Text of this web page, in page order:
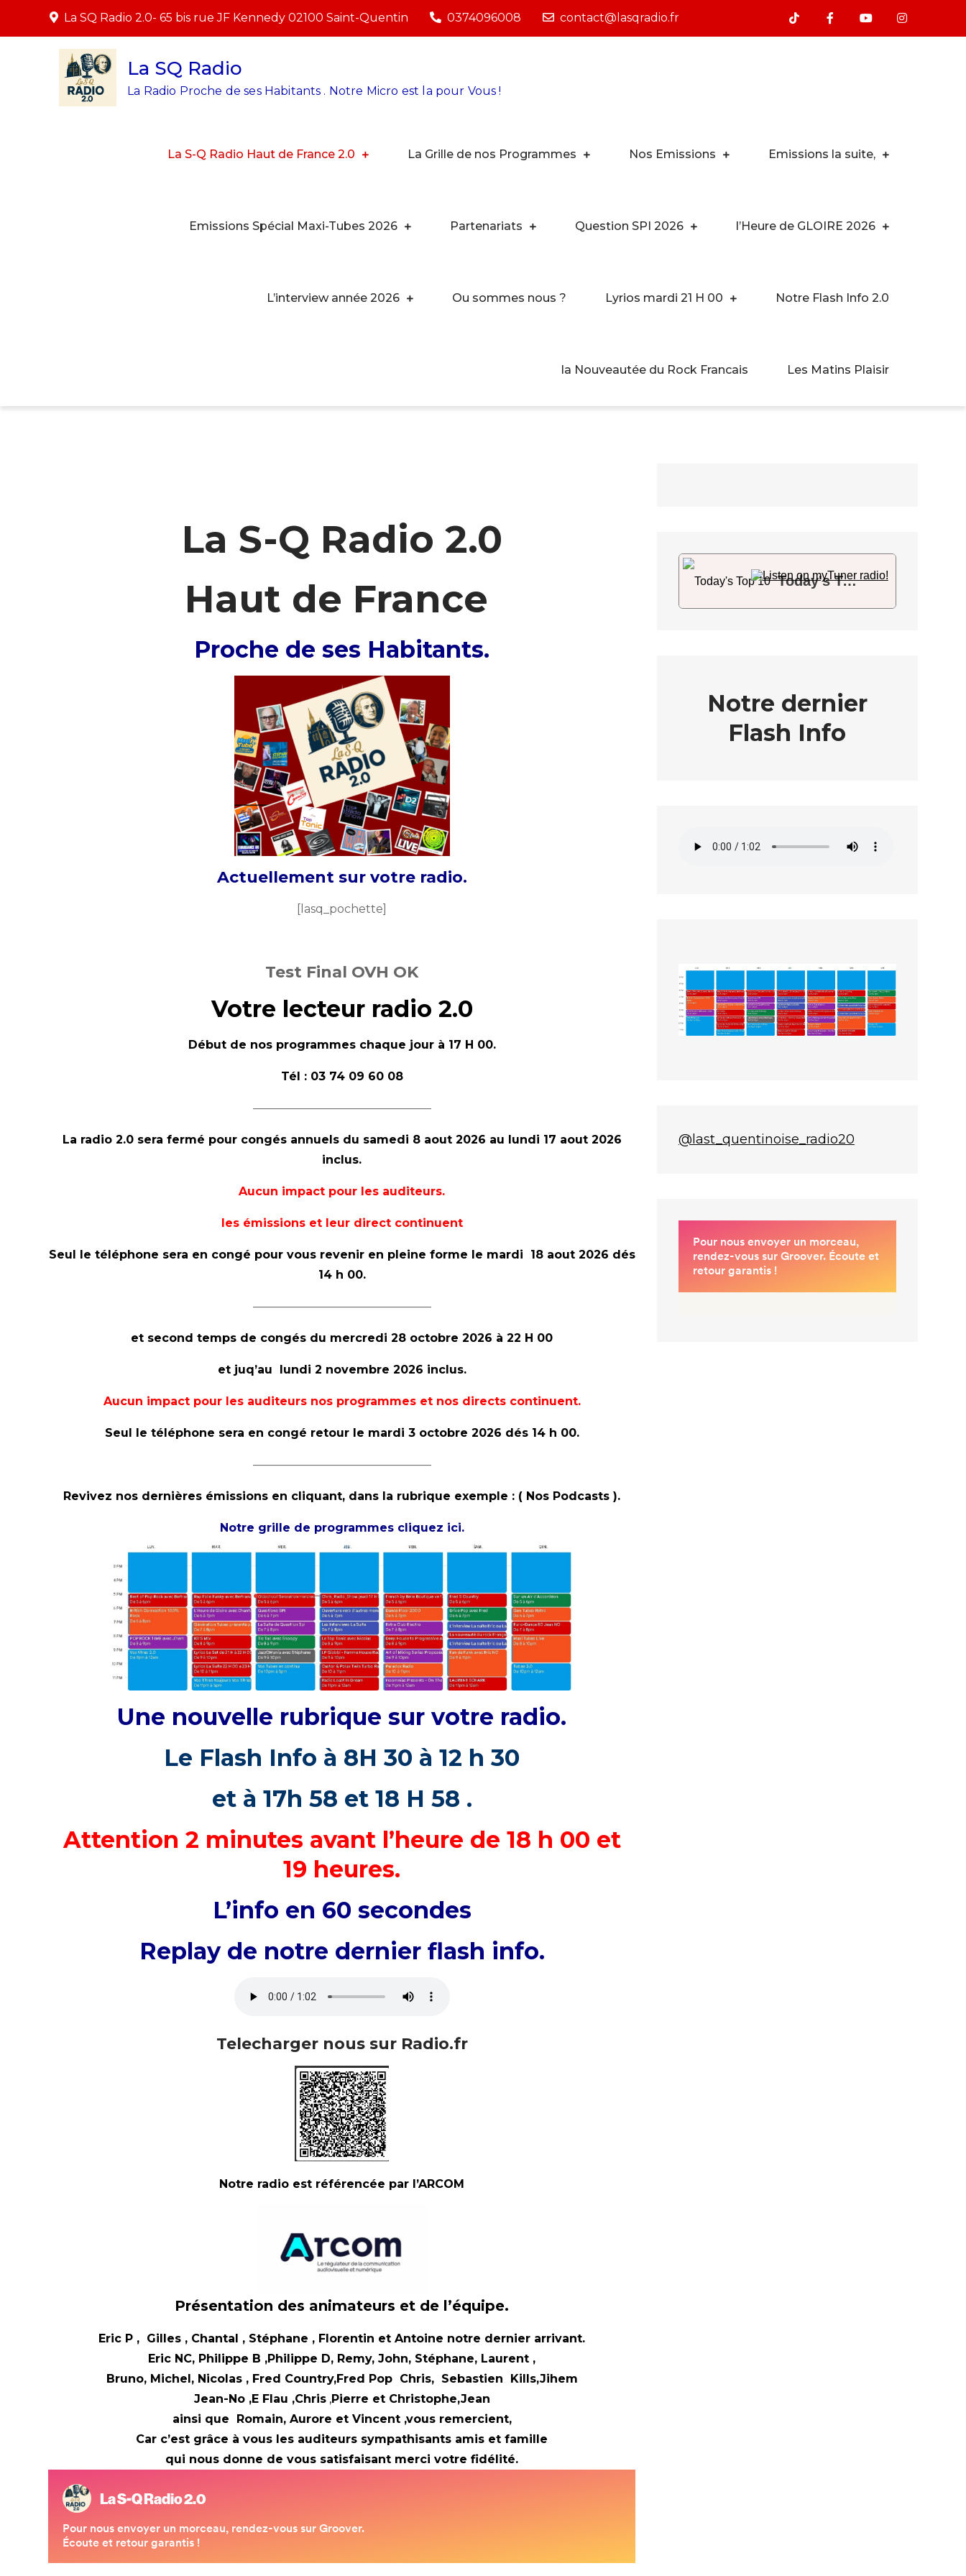
La SQ Radio 2.0- 65 bis rue JF Kennedy 02100 Saint-Quentin 0374096008 contact@lasqradio.fr
La SQ Radio
La Radio Proche de ses Habitants . Notre Micro est la pour Vous !
La S-Q Radio Haut de France 2.0 La Grille de nos Programmes Nos Emissions Emissions la suite,
Emissions Spécial Maxi-Tubes 2026 Partenariats Question SPI 2026 l’Heure de GLOIRE 2026
L’interview année 2026 Ou sommes nous ? Lyrios mardi 21 H 00 Notre Flash Info 2.0
la Nouveautée du Rock Francais Les Matins Plaisir
La S-Q Radio 2.0
Haut de France
Proche de ses Habitants.
Actuellement sur votre radio.
[lasq_pochette]
Test Final OVH OK
Votre lecteur radio 2.0
Début de nos programmes chaque jour à 17 H 00.
Tél : 03 74 09 60 08
———————————————–
La radio 2.0 sera fermé pour congés annuels du samedi 8 aout 2026 au lundi 17 aout 2026
inclus.
Aucun impact pour les auditeurs.
les émissionset leur direct continuent
Seul le téléphone sera en congé pour vous revenir en pleine forme le mardi 18 aout 2026 dés
14 h 00.
———————————————–
et second temps de congés du mercredi 28 octobre 2026 à 22 H 00
et juq’au lundi 2 novembre 2026 inclus.
Aucun impact pour les auditeurs nos programmes et nos directs continuent.
Seul le téléphone sera en congé retour le mardi 3 octobre 2026 dés14 h 00.
———————————————–
Revivez nos dernières émissions en cliquant, dans la rubrique exemple : ( Nos Podcasts ).
Notre grille de programmes cliquez ici.
Une nouvelle rubrique sur votre radio.
Le Flash Info à 8H 30 à 12 h 30
et à 17h 58 et 18 H 58 .
Attention 2 minutes avant l’heure de 18 h 00 et
19 heures.
L’info en 60 secondes
Replay de notre dernier flash info.
Telecharger nous sur Radio.fr
Notre radio est référencée par l’ARCOM
Présentation des animateurs et de l’équipe.
Eric P , Gilles , Chantal , Stéphane , Florentin et Antoine notre dernier arrivant.
Eric NC, Philippe B ,Philippe D, Remy, John, Stéphane, Laurent ,
Bruno, Michel, Nicolas , Fred Country,Fred Pop Chris, Sebastien Kills,Jihem
Jean-No ,E Flau ,Chris,Pierre et Christophe,Jean
ainsi que
Romain, Aurore et Vincent ,vous remercient,
Car c’est grâce à vous les auditeurs sympathisants amis et famille
qui nous donne de vous satisfaisant merci votre fidélité.
Today's Top 10
Notre dernier
Flash Info
@last_quentinoise_radio20